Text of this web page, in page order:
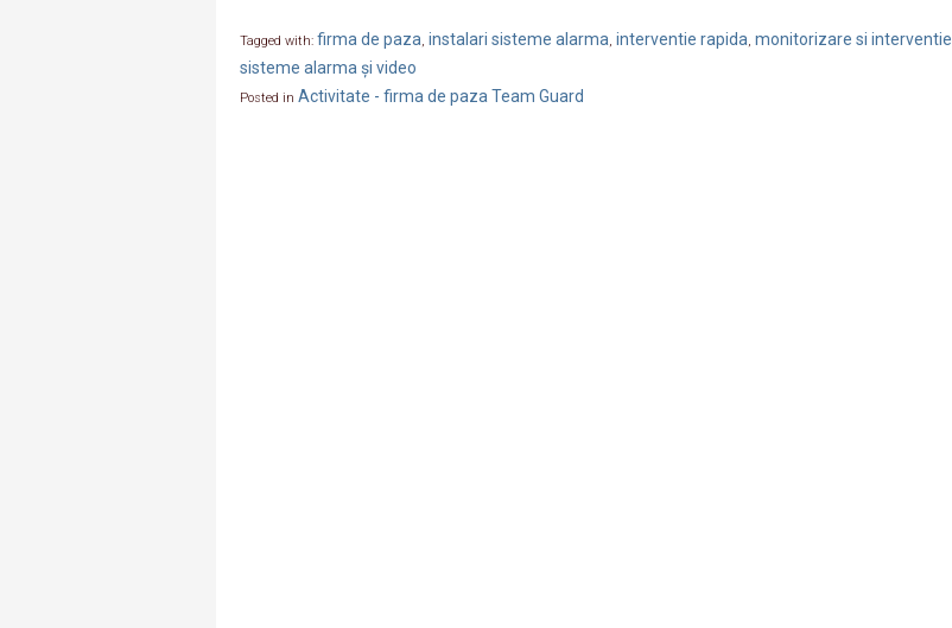
Tagged with: firma de paza, instalari sisteme alarma, interventie rapida, monitorizare si interventie
sisteme alarma și video
Posted in Activitate - firma de paza Team Guard